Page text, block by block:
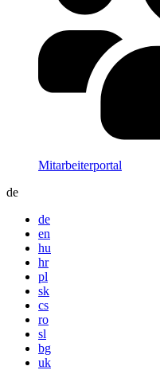
Mitarbeiterportal
de
de
en
hu
hr
pl
sk
cs
ro
sl
bg
uk